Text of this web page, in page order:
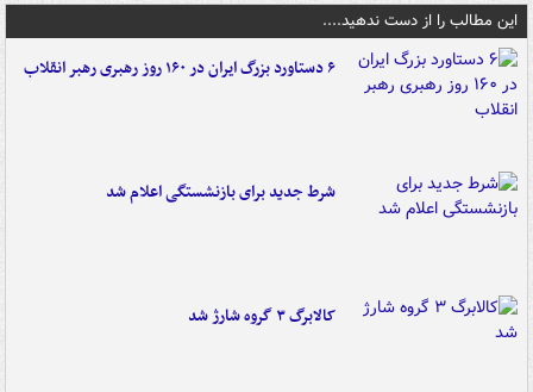
این مطالب را از دست ندهید....
۶ دستاورد بزرگ ایران در ۱۶۰ روز رهبری رهبر انقلاب
شرط جدید برای بازنشستگی اعلام شد
کالابرگ ۳ گروه شارژ شد